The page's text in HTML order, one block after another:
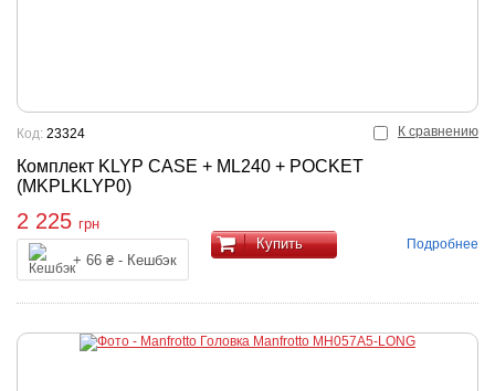
К сравнению
Комплект KLYP CASE + ML240 + POCKET
(MKPLKLYP0)
Код: 23324
2 225 грн
+ 66 ₴ - Кешбэк
Купить Подробнее